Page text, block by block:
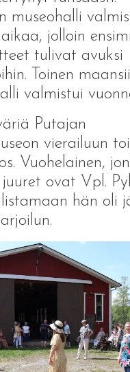
museohalli
jolloin
tulivat avuksi
Toinen
valmistui
Putajan
vierailuun
Vuohelainen,
ovat Vpl.
hän oli